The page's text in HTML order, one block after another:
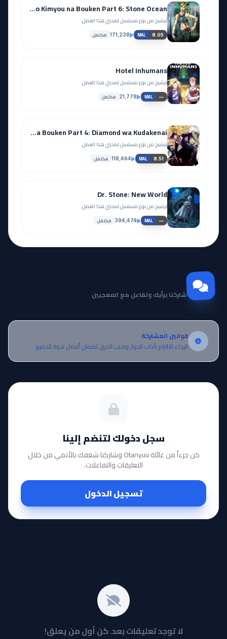
JoJo no Kimyou na Bouken Part 6: Stone Ocean
ترشيح من نوع مسلسل لمحبي هذا العمل.
MAL 8.05
171,238 مكتمل
Hotel Inhumans
ترشيح من نوع مسلسل لمحبي هذا العمل.
MAL —
21,778 مكتمل
JoJo no Kimyou na Bouken Part 4: Diamond wa Kudakenai
ترشيح من نوع مسلسل لمحبي هذا العمل.
MAL 8.51
118,464 مكتمل
Dr. Stone: New World
ترشيح من نوع مسلسل لمحبي هذا العمل.
MAL —
394,474 مكتمل
مجتمع Otanyuu
شاركنا برأيك وتفاعل مع المعجبين
قوانين المشاركة
الرجاء الالتزام بآداب الحوار وتجنب الحرق لضمان أفضل تجربة للجميع.
سجل دخولك لتنضم إلينا
كن جزءاً من عائلة Otanyuu وشاركنا شغفك بالأنمي من خلال
التعليقات والتفاعلات.
تسجيل الدخول
لا توجد تعليقات بعد. كن أول من يعلق!